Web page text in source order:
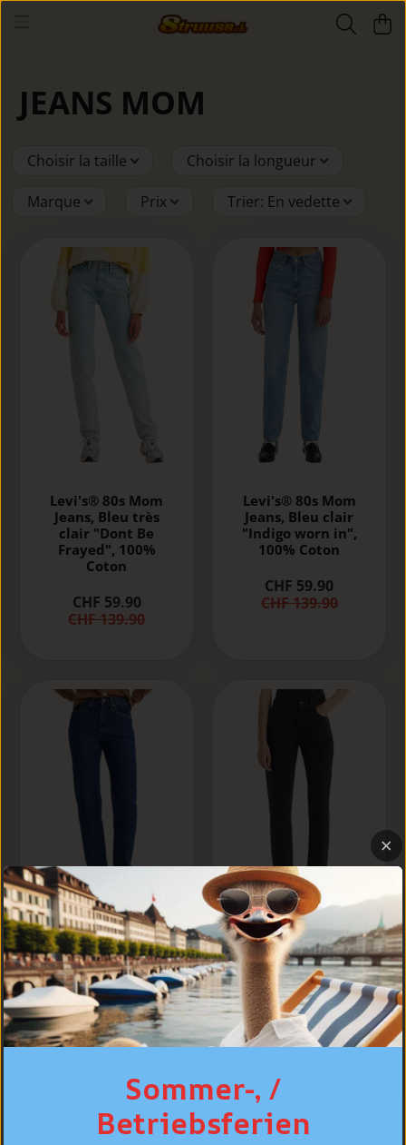
JEANS MOM
Choisir la taille Choisir la longueur
Marque Prix Trier: En vedette
Levi's® 80s Mom
Jeans, Bleu très
clair "Dont Be
Frayed", 100%
Coton
CHF 59.90
CHF 139.90
Levi's® 80s Mom
Jeans, Bleu clair
"Indigo worn in",
100% Coton
CHF 59.90
CHF 139.90
Levi's® 80s Mom
Jeans, Bleu foncé
uni "Running
Errands", 100%
Coton
CHF 99.90
Levi's® 80s Mom
Jeans, Gris foncé,
100% Coton
CHF 139.90
Sommer-, /
Betriebsferien